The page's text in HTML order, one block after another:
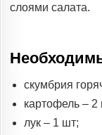
слоями салата.
скумбрия
картофель – 2
лук – 1 шт;